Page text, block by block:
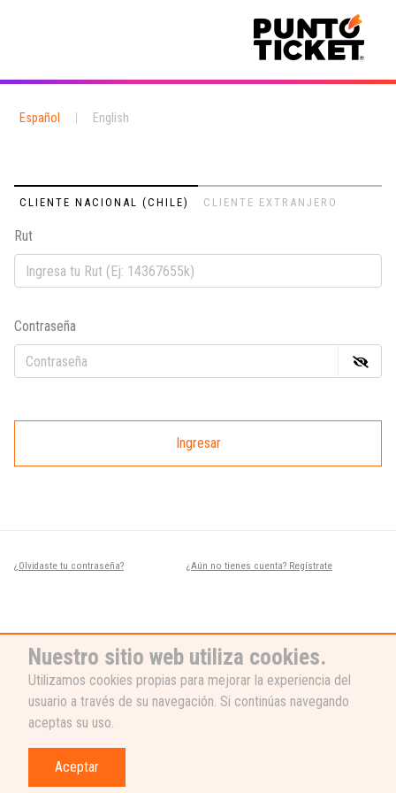
Español English
CLIENTE NACIONAL (CHILE) CLIENTE EXTRANJERO
Rut
Contraseña
Ingresar
¿Olvidaste tu contraseña? ¿Aún no tienes cuenta? Regístrate
Nuestro sitio web utiliza cookies.
Utilizamos cookies propias para mejorar la experiencia del
usuario a través de su navegación. Si continúas navegando
aceptas su uso.
Aceptar
¿NECESITAS AYUDA?
Nuestro equipo de soporte está listo